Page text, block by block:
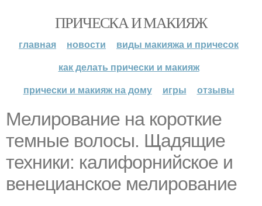
ПРИЧЕСКА И МАКИЯЖ
главная новости
виды макияжа и причесок
как делать прически и макияж
прически и макияж на дому
игры отзывы
Мелирование на короткие
темные волосы. Щадящие
техники: калифорнийское и
венецианское мелирование